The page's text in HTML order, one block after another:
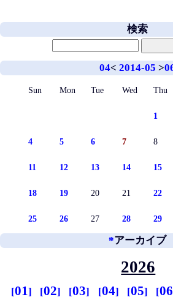
検索
04< 2014-05 >
Sun Mon Tue Wed Thu
1
4 5 6 7 8
11 12 13 14 15
18 19 20 21 22
25 26 27 28 29
*アーカイブ
2026
01 02 03 04 05
06